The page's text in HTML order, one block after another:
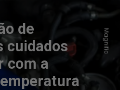
de
cuidados
com a
Magnific